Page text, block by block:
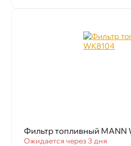
Фильтр топливный MANN
Ожидается через 3 дня